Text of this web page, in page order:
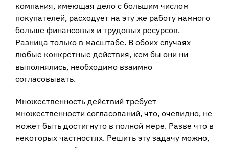
компания, имеющая дело с большим числом
покупателей, расходует на эту же работу намного
больше финансовых и трудовых ресурсов.
Разница только в масштабе. В обоих случаях
любые конкретные действия, кем бы они ни
выполнялись, необходимо взаимно
согласовывать.
Множественность действий требует
множественности согласований, что, очевидно, не
может быть достигнуто в полной мере. Разве что в
некоторых частностях. Решить эту задачу можно,